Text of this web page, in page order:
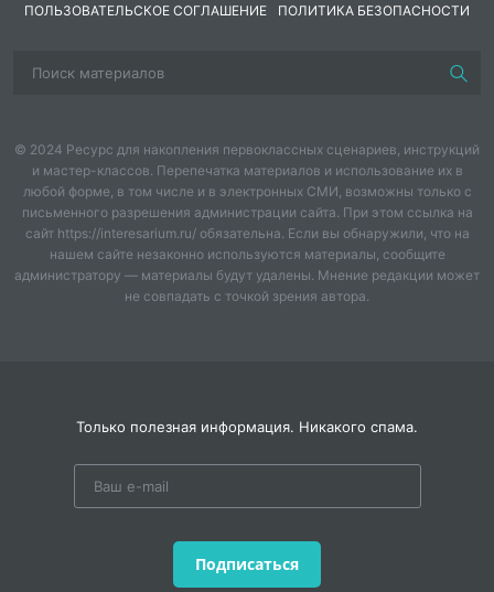
ПОЛЬЗОВАТЕЛЬСКОЕ СОГЛАШЕНИЕ
ПОЛИТИКА БЕЗОПАСНОСТИ
© 2024 Ресурс для накопления первоклассных сценариев, инструкций
и мастер-классов. Перепечатка материалов и использование их в
любой форме, в том числе и в электронных СМИ, возможны только с
письменного разрешения администрации сайта. При этом ссылка на
сайт https://interesarium.ru/ обязательна. Если вы обнаружили, что на
нашем сайте незаконно используются материалы, сообщите
администратору — материалы будут удалены. Мнение редакции может
не совпадать с точкой зрения автора.
Только полезная информация. Никакого спама.
Подписаться